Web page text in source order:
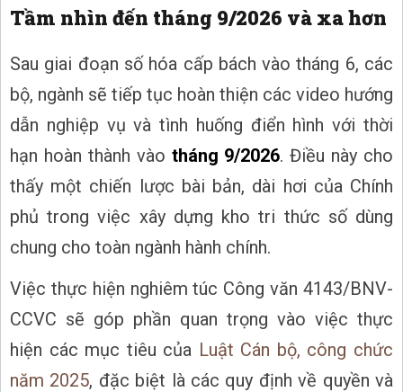
Tầm nhìn đến tháng 9/2026 và xa hơn
Sau giai đoạn số hóa cấp bách vào tháng 6, các
bộ, ngành sẽ tiếp tục hoàn thiện các video hướng
dẫn nghiệp vụ và tình huống điển hình với thời
hạn hoàn thành vào tháng 9/2026. Điều này cho
thấy một chiến lược bài bản, dài hơi của Chính
phủ trong việc xây dựng kho tri thức số dùng
chung cho toàn ngành hành chính.
Việc thực hiện nghiêm túc Công văn 4143/BNV-
CCVC sẽ góp phần quan trọng vào việc thực
hiện các mục tiêu của Luật Cán bộ, công chức
năm 2025, đặc biệt là các quy định về quyền và